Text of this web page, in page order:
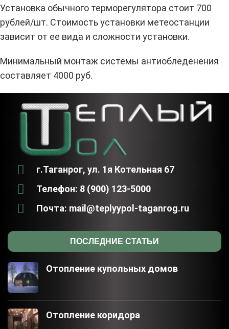
Установка обычного терморегулятора стоит 700
рублей/шт. Стоимость установки метеостанции
зависит от ее вида и сложности установки.
Минимальный монтаж системы антиобледенения
составляет 4000 руб.
г.Таганрог, ул. 1я Котельная 67
Телефон: 8 (900) 123-5000
Почта: mail@teplyypol-taganrog.ru
ПОСЛЕДНИЕ СТАТЬИ
Отопление купольных домов
Отопление коридора